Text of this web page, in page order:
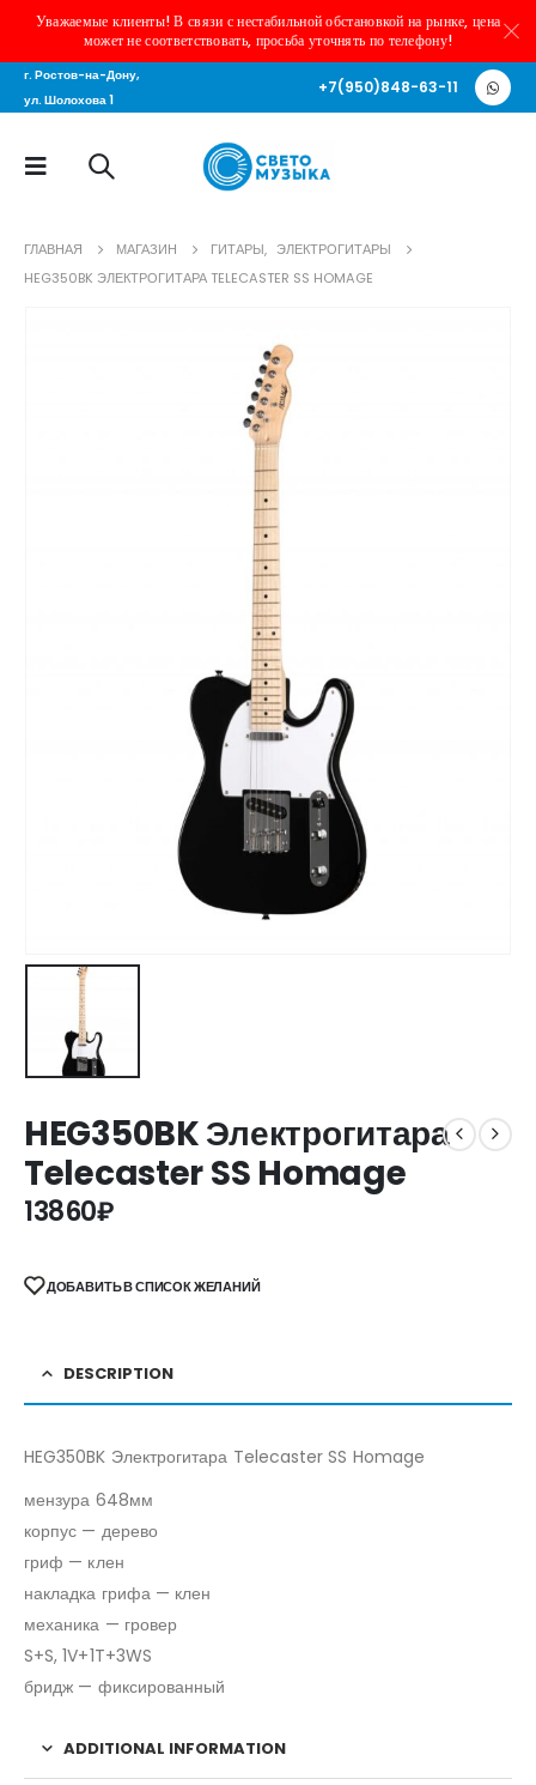
Уважаемые клиенты! В связи с нестабильной обстановкой на рынке, цена
может не соответствовать, просьба уточнять по телефону!
г. Ростов-на-Дону,
ул. Шолохова 1
+7(950)848-63-11
ГЛАВНАЯ МАГАЗИН ГИТАРЫ, ЭЛЕКТРОГИТАРЫ
HEG350BK ЭЛЕКТРОГИТАРА TELECASTER SS HOMAGE
HEG350BK Электрогитара
Telecaster SS Homage
13860₽
ДОБАВИТЬ В СПИСОК ЖЕЛАНИЙ
DESCRIPTION
HEG350BK Электрогитара Telecaster SS Homage
мензура 648мм
корпус — дерево
гриф — клен
накладка грифа — клен
механика — гровер
S+S, 1V+1T+3WS
бридж — фиксированный
ADDITIONAL INFORMATION